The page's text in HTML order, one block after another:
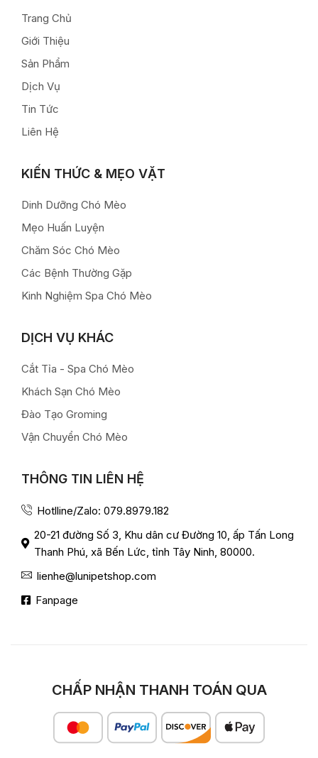
Trang Chủ
Giới Thiệu
Sản Phẩm
Dịch Vụ
Tin Tức
Liên Hệ
KIẾN THỨC & MẸO VẶT
Dinh Dưỡng Chó Mèo
Mẹo Huấn Luyện
Chăm Sóc Chó Mèo
Các Bệnh Thường Gặp
Kinh Nghiệm Spa Chó Mèo
DỊCH VỤ KHÁC
Cắt Tỉa - Spa Chó Mèo
Khách Sạn Chó Mèo
Đào Tạo Groming
Vận Chuyển Chó Mèo
THÔNG TIN LIÊN HỆ
Hotlline/Zalo: 079.8979.182
20-21 đường Số 3, Khu dân cư Đường 10, ấp Tấn Long
Thanh Phú, xã Bến Lức, tỉnh Tây Ninh, 80000.
lienhe@lunipetshop.com
Fanpage
CHẤP NHẬN THANH TOÁN QUA